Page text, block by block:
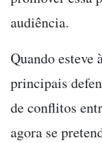
audiência.
Quando esteve
principais
de conflitos
agora se